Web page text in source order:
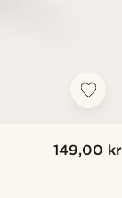
149,00 kr